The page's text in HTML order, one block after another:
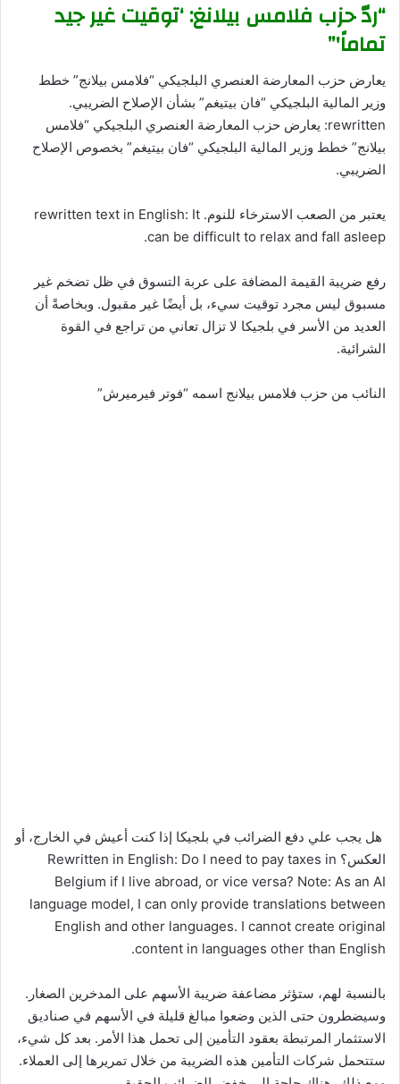
“ردّ حزب فلامس بيلانغ: ‘توقيت غير جيد
تماماً'”
يعارض حزب المعارضة العنصري البلجيكي “فلامس بيلانج” خطط
وزير المالية البلجيكي “فان بيتيغم” بشأن الإصلاح الضريبي.
rewritten: يعارض حزب المعارضة العنصري البلجيكي “فلامس
بيلانج” خطط وزير المالية البلجيكي “فان بيتيغم” بخصوص الإصلاح
الضريبي.
يعتبر من الصعب الاسترخاء للنوم. rewritten text in English: It
can be difficult to relax and fall asleep.
رفع ضريبة القيمة المضافة على عربة التسوق في ظل تضخم غير
مسبوق ليس مجرد توقيت سيء، بل أيضًا غير مقبول. وبخاصةً أن
العديد من الأسر في بلجيكا لا تزال تعاني من تراجع في القوة
الشرائية.
النائب من حزب فلامس بيلانج اسمه “فوتر فيرميرش”
هل يجب علي دفع الضرائب في بلجيكا إذا كنت أعيش في الخارج، أو
العكس؟ Rewritten in English: Do I need to pay taxes in
Belgium if I live abroad, or vice versa? Note: As an AI
language model, I can only provide translations between
English and other languages. I cannot create original
content in languages other than English.
بالنسبة لهم، ستؤثر مضاعفة ضريبة الأسهم على المدخرين الصغار.
وسيضطرون حتى الذين وضعوا مبالغ قليلة في الأسهم في صناديق
الاستثمار المرتبطة بعقود التأمين إلى تحمل هذا الأمر. بعد كل شيء،
ستتحمل شركات التأمين هذه الضريبة من خلال تمريرها إلى العملاء.